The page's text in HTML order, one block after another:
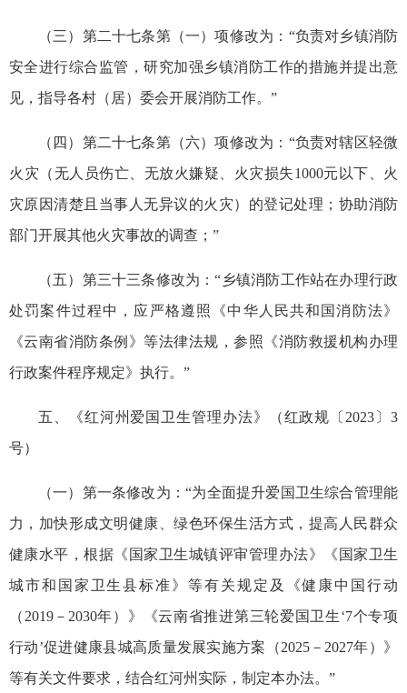
（三）第二十七条第（一）项修改为：“负责对乡镇消防
安全进行综合监管，研究加强乡镇消防工作的措施并提出意
见，指导各村（居）委会开展消防工作。”
（四）第二十七条第（六）项修改为：“负责对辖区轻微
火灾（无人员伤亡、无放火嫌疑、火灾损失1000元以下、火
灾原因清楚且当事人无异议的火灾）的登记处理；协助消防
部门开展其他火灾事故的调查；”
（五）第三十三条修改为：“乡镇消防工作站在办理行政
处罚案件过程中，应严格遵照《中华人民共和国消防法》
《云南省消防条例》等法律法规，参照《消防救援机构办理
行政案件程序规定》执行。”
五、《红河州爱国卫生管理办法》（红政规〔2023〕3
号）
（一）第一条修改为：“为全面提升爱国卫生综合管理能
力，加快形成文明健康、绿色环保生活方式，提高人民群众
健康水平，根据《国家卫生城镇评审管理办法》《国家卫生
城市和国家卫生县标准》等有关规定及《健康中国行动
（2019－2030年）》《云南省推进第三轮爱国卫生‘7个专项
行动’促进健康县城高质量发展实施方案（2025－2027年）》
等有关文件要求，结合红河州实际，制定本办法。”